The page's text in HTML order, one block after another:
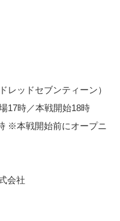
レッドセブンティーン）
17時／本戦開始18時
※本戦開始前にオープニ
会社